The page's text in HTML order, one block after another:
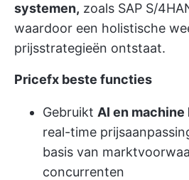
systemen, zoals SAP S/
waardoor een holistische
prijsstrategieën ontstaat.
Pricefx beste functies
Gebruikt AI en
real-time
basis van
concurrenten